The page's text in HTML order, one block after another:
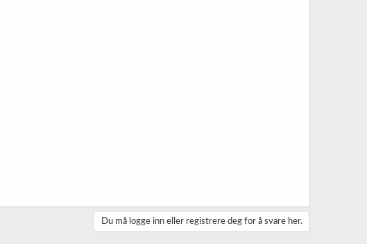
Du må logge inn eller registrere deg for å svare her.